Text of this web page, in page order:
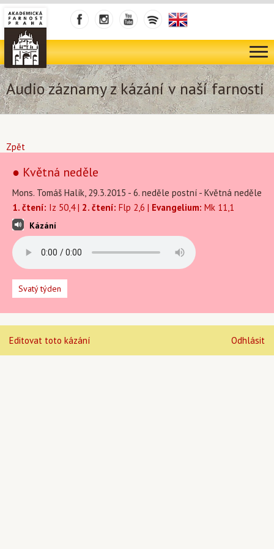
Audio záznamy z kázání v naší farnosti
Zpět
● Květná neděle
Mons. Tomáš Halík, 29.3.2015 - 6. neděle postní - Květná neděle
1. čtení: Iz 50,4 | 2. čtení: Flp 2,6 | Evangelium: Mk 11,1
Kázání
Svatý týden
Editovat toto kázání Odhlásit